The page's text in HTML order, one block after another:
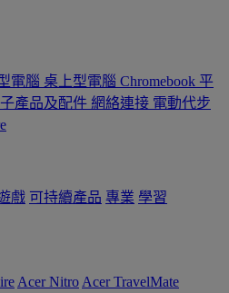
電腦 桌上型電腦 Chromebook 平
產品及配件 網絡連接 電動代步
戲 可持續產品 專業 學習
Acer Nitro Acer TravelMate